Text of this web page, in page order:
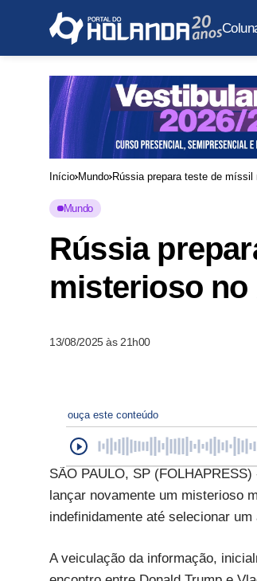
Início Mundo Rússia prepara teste de
Mundo
Rússia
misterioso
13/08/2025 às 21h00
ouça este conteúdo
SÃO PAULO, SP
lançar novamente um misterioso
indefinidamente até selecionar
A veiculação da informação,